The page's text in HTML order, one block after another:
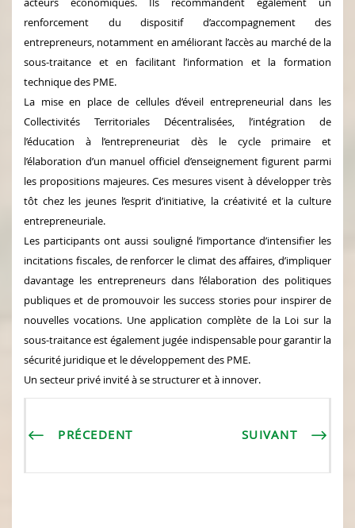
renforcement du dispositif d’accompagnement des
entrepreneurs, notamment en améliorant l’accès au marché de la
sous-traitance et en facilitant l’information et la formation
technique des PME.
La mise en place de cellules d’éveil entrepreneurial dans les
Collectivités Territoriales Décentralisées, l’intégration de
l’éducation à l’entrepreneuriat dès le cycle primaire et
l’élaboration d’un manuel officiel d’enseignement figurent parmi
les propositions majeures. Ces mesures visent à développer très
tôt chez les jeunes l’esprit d’initiative, la créativité et la culture
entrepreneuriale.
Les participants ont aussi souligné l’importance d’intensifier les
incitations fiscales, de renforcer le climat des affaires, d’impliquer
davantage les entrepreneurs dans l’élaboration des politiques
publiques et de promouvoir les success stories pour inspirer de
nouvelles vocations. Une application complète de la Loi sur la
sous-traitance est également jugée indispensable pour garantir la
sécurité juridique et le développement des PME.
Un secteur privé invité à se structurer et à innover.
PRÉCEDENT SUIVANT